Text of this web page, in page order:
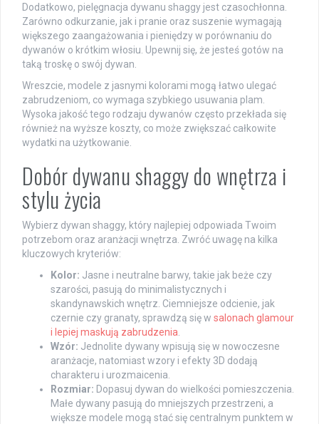
Dodatkowo, pielęgnacja dywanu shaggy jest czasochłonna.
Zarówno odkurzanie, jak i pranie oraz suszenie wymagają
większego zaangażowania i pieniędzy w porównaniu do
dywanów o krótkim włosiu. Upewnij się, że jesteś gotów na
taką troskę o swój dywan.
Wreszcie, modele z jasnymi kolorami mogą łatwo ulegać
zabrudzeniom, co wymaga szybkiego usuwania plam.
Wysoka jakość tego rodzaju dywanów często przekłada się
również na wyższe koszty, co może zwiększać całkowite
wydatki na użytkowanie.
Dobór dywanu shaggy do wnętrza i
stylu życia
Wybierz dywan shaggy, który najlepiej odpowiada Twoim
potrzebom oraz aranżacji wnętrza. Zwróć uwagę na kilka
kluczowych kryteriów:
Kolor: Jasne i neutralne barwy, takie jak beże czy
szarości, pasują do minimalistycznych i
skandynawskich wnętrz. Ciemniejsze odcienie, jak
czernie czy granaty, sprawdzą się w salonach glamour
i lepiej maskują zabrudzenia
Wzór: Jednolite dywany wpisują się w nowoczesne
aranżacje, natomiast wzory i efekty 3D dodają
charakteru i urozmaicenia.
Rozmiar: Dopasuj dywan do wielkości pomieszczenia.
Małe dywany pasują do mniejszych przestrzeni, a
większe modele mogą stać się centralnym punktem w